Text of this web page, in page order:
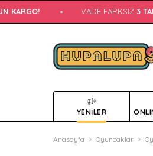
KARGO! VADE FARKSIZ 3
YENİLER
Anasayfa Oyuncaklar